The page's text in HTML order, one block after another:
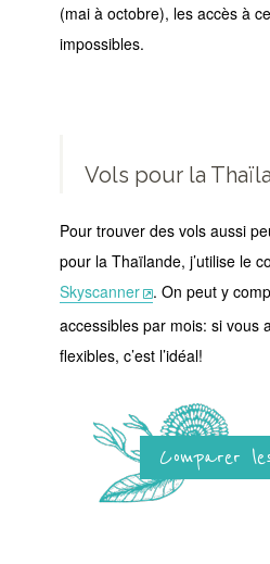
(mai à octobre), les accès à
impossibles.
Vols pour la
Pour trouver des vols aussi
pour la Thaïlande, j’utilise le
Skyscanner . On peut y
accessibles par mois: si vous
flexibles, c’est l’idéal!
Comparer